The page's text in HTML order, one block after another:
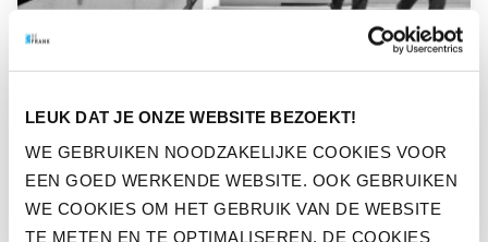
LEUK DAT JE ONZE WEBSITE BEZOEKT!
WE GEBRUIKEN NOODZAKELIJKE COOKIES VOOR
EEN GOED WERKENDE WEBSITE. OOK GEBRUIKEN
WE COOKIES OM HET GEBRUIK VAN DE WEBSITE
TE METEN EN TE OPTIMALISEREN. DE COOKIES
DE KOEPELVRIJSTELLING
OPINIE